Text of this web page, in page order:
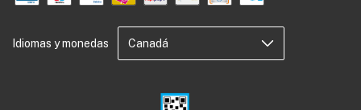
Idiomas y monedas